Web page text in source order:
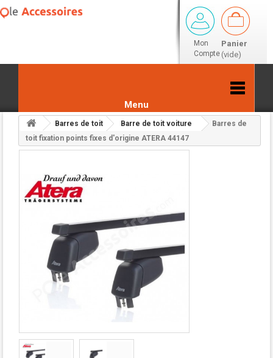
Mon
Compte
Panier
(vide)
Menu
Barres de toit Barre de toit voiture
Barres de
toit fixation points fixes d'origine ATERA 44147Retour aux résultats